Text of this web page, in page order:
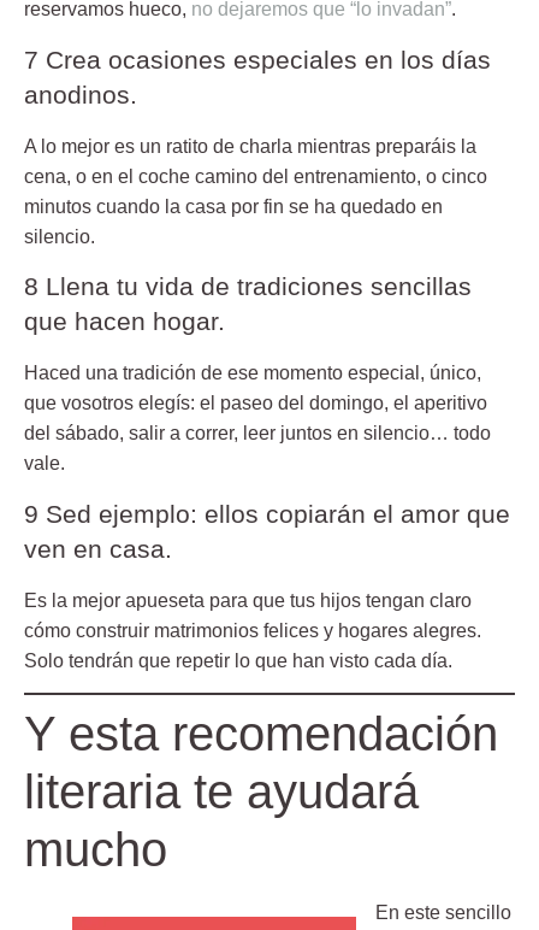
reservamos hueco, no dejaremos que “lo invadan”.
7 Crea ocasiones especiales en los días
anodinos.
A lo mejor es un ratito de charla mientras preparáis la
cena, o en el coche camino del entrenamiento, o cinco
minutos cuando la casa por fin se ha quedado en
silencio.
8 Llena tu vida de tradiciones sencillas
que hacen hogar.
Haced una tradición de ese momento especial, único,
que vosotros elegís: el paseo del domingo, el aperitivo
del sábado, salir a correr, leer juntos en silencio… todo
vale.
9 Sed ejemplo: ellos copiarán el amor que
ven en casa.
Es la mejor apueseta para que tus hijos tengan claro
cómo construir matrimonios felices y hogares alegres.
Solo tendrán que repetir lo que han visto cada día.
Y esta recomendación
literaria te ayudará
mucho
En este sencillo